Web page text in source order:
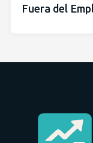
Fuera del